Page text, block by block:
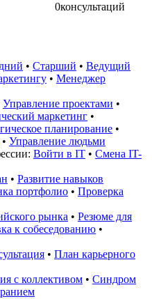
0консультаций
• Старший • Ведущий
• Менеджер
Управление проектами •
маркетинг •
планирование •
• Управление людьми
Войти в IT • Смена IT-
• Развитие навыков
портфолио • Проверка
рынка • Резюме для
к собеседованию •
• План карьерного
с коллективом • Синдром